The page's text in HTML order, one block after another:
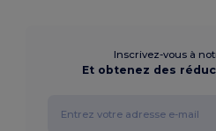
Inscrivez-vous à
Et obtenez des